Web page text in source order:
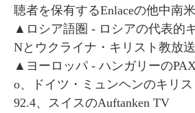
聴者を保有するEnlaceの他中南
▲ロシア語圏 - ロシアの代表的
Nとウクライナ・キリスト教放
▲ヨーロッパ - ハンガリーの
o、ドイツ・ミュンヘンのキリ
92.4、スイスのAuftanken TV